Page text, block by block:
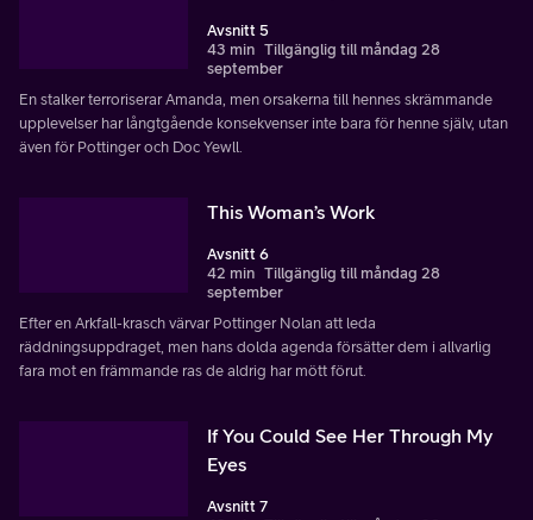
Avsnitt 5
43 min Tillgänglig till måndag 28
september
En stalker terroriserar Amanda, men orsakerna till hennes skrämmande
upplevelser har långtgående konsekvenser inte bara för henne själv, utan
även för Pottinger och Doc Yewll.
This Woman’s Work
Avsnitt 6
42 min Tillgänglig till måndag 28
september
Efter en Arkfall-krasch värvar Pottinger Nolan att leda
räddningsuppdraget, men hans dolda agenda försätter dem i allvarlig
fara mot en främmande ras de aldrig har mött förut.
If You Could See Her Through My
Eyes
Avsnitt 7